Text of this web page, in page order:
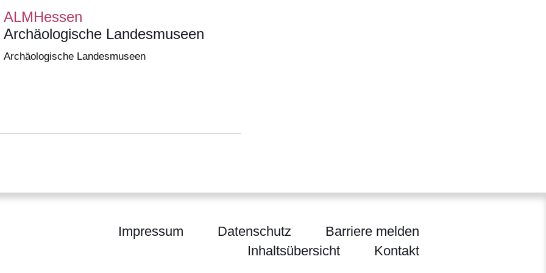
ALMHessen
Archäologische Landesmuseen
Archäologische Landesmuseen
Impressum Datenschutz
Barriere melden
Inhaltsübersicht
Kontakt